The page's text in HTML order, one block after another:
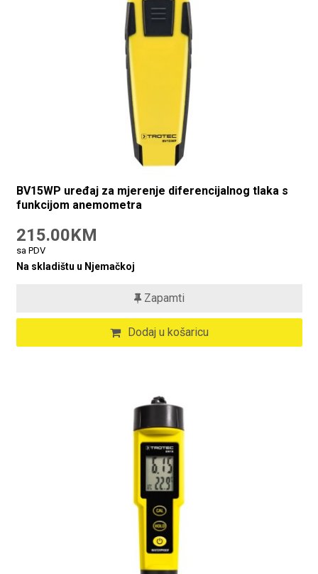
BV15WP uređaj za mjerenje diferencijalnog tlaka s
funkcijom anemometra
215.00KM
sa PDV
Na skladištu u Njemačkoj
Zapamti
Dodaj u košaricu